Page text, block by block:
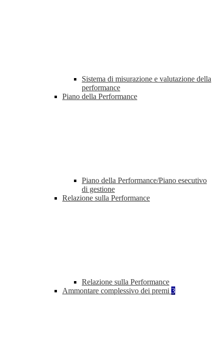
Sistema di misurazione e valutazione della
performance
Piano della Performance
Piano della Performance/Piano esecutivo
di gestione
Relazione sulla Performance
Relazione sulla Performance
Ammontare complessivo dei premi 3